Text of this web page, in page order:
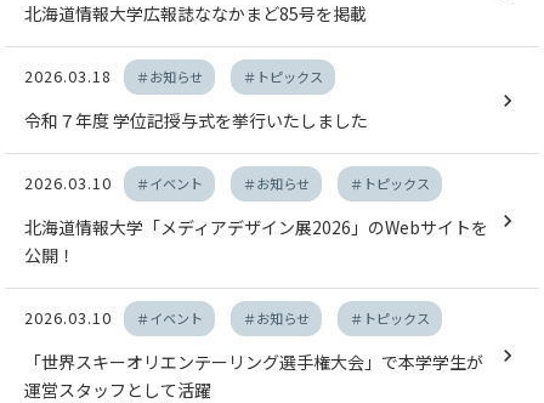
北海道情報大学広報誌ななかまど85号を掲載
2026.03.18 ＃お知らせ ＃トピックス
令和７年度 学位記授与式を挙行いたしました
2026.03.10 ＃イベント ＃お知らせ ＃トピックス
北海道情報大学「メディアデザイン展2026」のWebサイトを
公開！
2026.03.10 ＃イベント ＃お知らせ ＃トピックス
「世界スキーオリエンテーリング選手権大会」で本学学生が
運営スタッフとして活躍